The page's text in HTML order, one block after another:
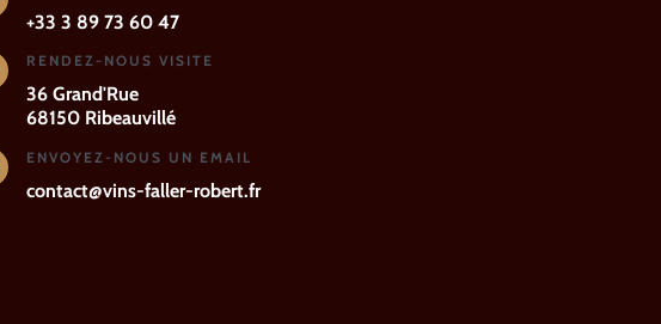
+33 3 89 73 60 47
RENDEZ-NOUS VISITE
36 Grand'Rue
68150 Ribeauvillé
ENVOYEZ-NOUS UN EMAIL
contact@vins-faller-robert.fr